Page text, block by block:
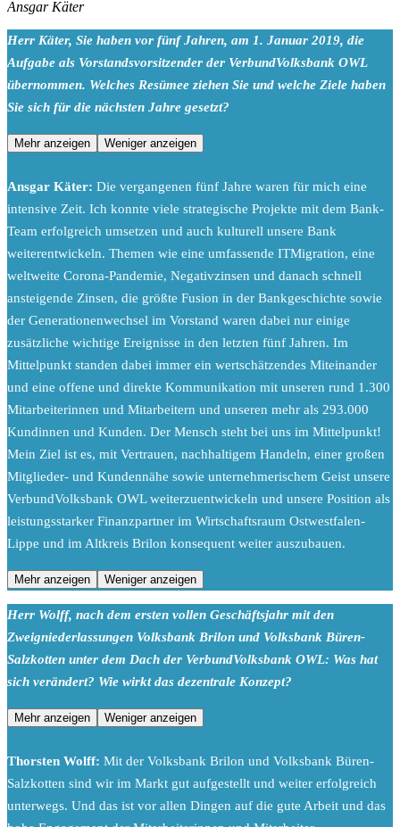
Ansgar Käter
Herr Käter, Sie haben vor fünf Jahren, am 1. Januar 2019, die
Aufgabe als Vorstandsvorsitzender der VerbundVolksbank OWL
übernommen. Welches Resümee ziehen Sie und welche Ziele haben
Sie sich für die nächsten Jahre gesetzt?
Mehr anzeigen Weniger anzeigen
Ansgar Käter: Die vergangenen fünf Jahre waren für mich eine
intensive Zeit. Ich konnte viele strategische Projekte mit dem Bank-
Team erfolgreich umsetzen und auch kulturell unsere Bank
weiterentwickeln. Themen wie eine umfassende ITMigration, eine
weltweite Corona-Pandemie, Negativzinsen und danach schnell
ansteigende Zinsen, die größte Fusion in der Bankgeschichte sowie
der Generationenwechsel im Vorstand waren dabei nur einige
zusätzliche wichtige Ereignisse in den letzten fünf Jahren. Im
Mittelpunkt standen dabei immer ein wertschätzendes Miteinander
und eine offene und direkte Kommunikation mit unseren rund 1.300
Mitarbeiterinnen und Mitarbeitern und unseren mehr als 293.000
Kundinnen und Kunden. Der Mensch steht bei uns im Mittelpunkt!
Mein Ziel ist es, mit Vertrauen, nachhaltigem Handeln, einer großen
Mitglieder- und Kundennähe sowie unternehmerischem Geist unsere
VerbundVolksbank OWL weiterzuentwickeln und unsere Position als
leistungsstarker Finanzpartner im Wirtschaftsraum Ostwestfalen-
Lippe und im Altkreis Brilon konsequent weiter auszubauen.
Mehr anzeigen Weniger anzeigen
Herr Wolff, nach dem ersten vollen Geschäftsjahr mit den
Zweigniederlassungen Volksbank Brilon und Volksbank Büren-
Salzkotten unter dem Dach der VerbundVolksbank OWL: Was hat
sich verändert? Wie wirkt das dezentrale Konzept?
Mehr anzeigen Weniger anzeigen
Thorsten Wolff: Mit der Volksbank Brilon und Volksbank Büren-
Salzkotten sind wir im Markt gut aufgestellt und weiter erfolgreich
unterwegs. Und das ist vor allen Dingen auf die gute Arbeit und das